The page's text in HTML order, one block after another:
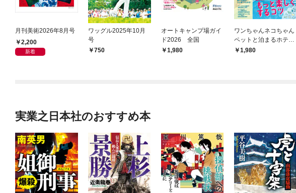
月刊美術2026年8月号
2,200
新着
ワッグル2025年10月
号
750
オートキャンプ場ガイ
ド2026 全国
1,980
ワンちゃんネコちゃん
ペットと泊まるホテ
ル・宿〈全国版〉 ’26
1,980
実業之日本社のおすすめ本